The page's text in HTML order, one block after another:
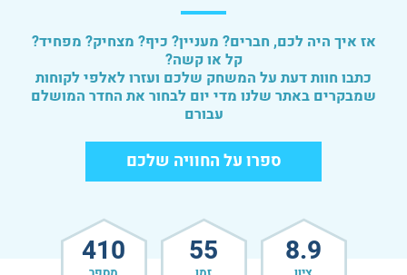
אז איך היה לכם, חברים? מעניין? כיף? מצחיק? מפחיד?
קל או קשה?
כתבו חוות דעת על המשחק שלכם ועזרו לאלפי לקוחות
שמבקרים באתר שלנו מדי יום לבחור את החדר המושלם
עבורם
ספרו על החוויה שלכם
8.9
55
410